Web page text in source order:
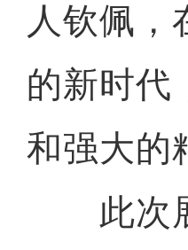
人钦佩，
的新时代
和强大的
此次展